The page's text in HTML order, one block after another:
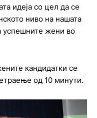
идеја со цел да се
ниво на нашата
успешните жени во
кандидатки се
од 10 минути.